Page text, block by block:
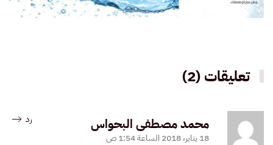
تعليقات (2)
محمد مصطفى البحواس
18 يناير، 2018 الساعة 1:54 ص
رد